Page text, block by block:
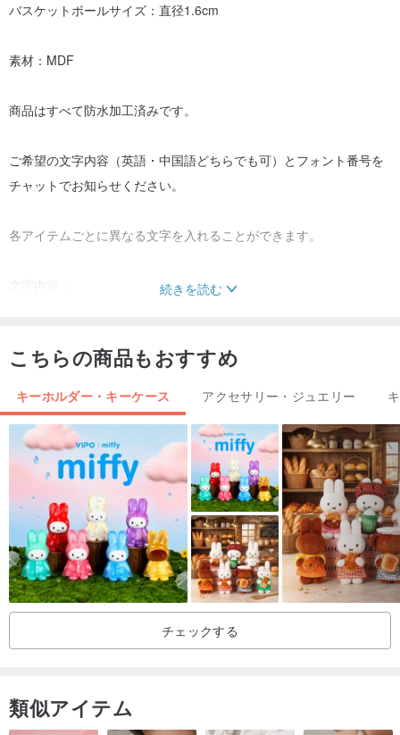
バスケットボールサイズ：直径1.6cm
素材：MDF
商品はすべて防水加工済みです。
ご希望の文字内容（英語・中国語どちらでも可）とフォント番号を
チャットでお知らせください。
各アイテムごとに異なる文字を入れることができます。
文字内容：
📌木材表面には木材専用の防水塗料が塗布されています。
レーザー彫刻後、再度一層塗布いたします。
基本的な撥水効果は問題ありません。
ただし、長時間水に浸すのは避けてください。
木材は雨に濡れると柔らかくなり、脆くなります。
させてください。
続きを読む
こちらの商品もおすすめ
キーホルダー・キーケース アクセサリー・ジュエリー
チェックする
類似アイテム